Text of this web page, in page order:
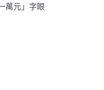
萬元」字眼